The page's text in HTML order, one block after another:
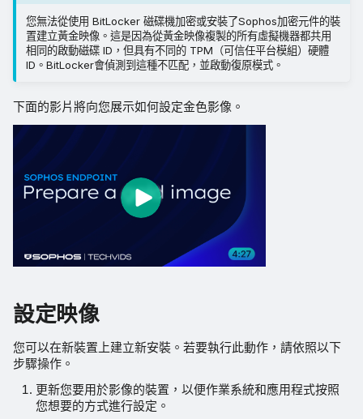
您無法從使用 BitLocker 磁碟機加密或安裝了Sophos加密元件的裝
置建立黃金映像。這是因為從黃金映像複製的所有虛擬機器都共用
相同的啟動磁碟 ID，但具有不同的 TPM（可信任平台模組）硬體
ID。BitLocker會偵測到這種不匹配，並啟動復原模式。
下面的影片將向您展示如何設定金色影像​​。
設定映像
您可以在新裝置上建立新安裝。若要執行此動作，請依照以下
步驟操作。
更新您要用於影像的裝置，以便作業系統和應用程式按照
您想要的方式進行設定。